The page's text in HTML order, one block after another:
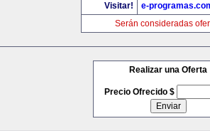
Visitar!
e-
Serán consideradas
Realizar una Oferta
Precio Ofrecido $